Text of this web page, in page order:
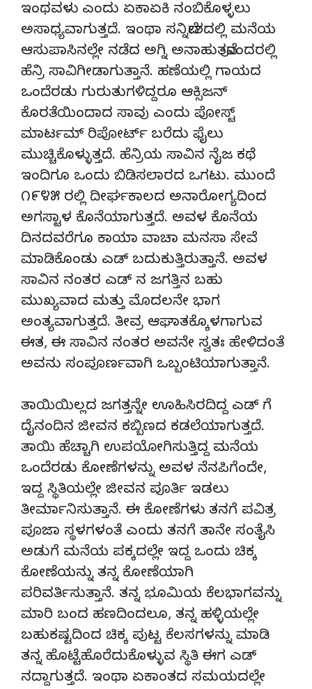
ಇಂಥವಳು ಎಂದು ಏಕಾಏಕಿ ನಂಬಿಕೊಳ್ಳಲು
ಅಸಾಧ್ಯವಾಗುತ್ತದೆ. ಇಂಥಾ ಸನ್ನಿವೇಶದಲ್ಲಿ ಮನೆಯ
ಆಸುಪಾಸಿನಲ್ಲೇ ನಡೆದ ಅಗ್ನಿ ಅನಾಹುತವೊಂದರಲ್ಲಿ
ಹೆನ್ರಿ ಸಾವಿಗೀಡಾಗುತ್ತಾನೆ. ಹಣೆಯಲ್ಲಿ ಗಾಯದ
ಒಂದೆರಡು ಗುರುತುಗಳಿದ್ದರೂ ಆಕ್ಸಿಜನ್
ಕೊರತೆಯಿಂದಾದ ಸಾವು ಎಂದು ಪೋಸ್ಟ್
ಮಾರ್ಟಮ್ ರಿಪೋರ್ಟ್ ಬರೆದು ಫೈಲು
ಮುಚ್ಚಿಕೊಳ್ಳುತ್ತದೆ. ಹೆನ್ರಿಯ ಸಾವಿನ ನೈಜ ಕಥೆ
ಇಂದಿಗೂ ಒಂದು ಬಿಡಿಸಲಾರದ ಒಗಟು. ಮುಂದೆ
೧೯೪೫ ರಲ್ಲಿ ದೀರ್ಘಕಾಲದ ಅನಾರೋಗ್ಯದಿಂದ
ಅಗಸ್ಟಾಳ ಕೊನೆಯಾಗುತ್ತದೆ. ಅವಳ ಕೊನೆಯ
ದಿನದವರೆಗೂ ಕಾಯಾ ವಾಚಾ ಮನಸಾ ಸೇವೆ
ಮಾಡಿಕೊಂಡು ಎಡ್ ಬದುಕುತ್ತಿರುತ್ತಾನೆ. ಅವಳ
ಸಾವಿನ ನಂತರ ಎಡ್ ನ ಜಗತ್ತಿನ ಬಹು
ಮುಖ್ಯವಾದ ಮತ್ತು ಮೊದಲನೇ ಭಾಗ
ಅಂತ್ಯವಾಗುತ್ತದೆ. ತೀವ್ರ ಆಘಾತಕ್ಕೊಳಗಾಗುವ
ಈತ, ಈ ಸಾವಿನ ನಂತರ ಅವನೇ ಸ್ವತಃ ಹೇಳಿದಂತೆ
ಅವನು ಸಂಪೂರ್ಣವಾಗಿ ಒಬ್ಬಂಟಿಯಾಗುತ್ತಾನೆ.
ತಾಯಿಯಿಲ್ಲದ ಜಗತ್ತನ್ನೇ ಊಹಿಸಿರದಿದ್ದ ಎಡ್ ಗೆ
ದೈನಂದಿನ ಜೀವನ ಕಬ್ಬಿಣದ ಕಡಲೆಯಾಗುತ್ತದೆ.
ತಾಯಿ ಹೆಚ್ಚಾಗಿ ಉಪಯೋಗಿಸುತ್ತಿದ್ದ ಮನೆಯ
ಒಂದೆರಡು ಕೋಣೆಗಳನ್ನು ಅವಳ ನೆನಪಿಗೆಂದೇ,
ಇದ್ದ ಸ್ಥಿತಿಯಲ್ಲೇ ಜೀವನ ಪೂರ್ತಿ ಇಡಲು
ತೀರ್ಮಾನಿಸುತ್ತಾನೆ. ಈ ಕೋಣೆಗಳು ತನಗೆ ಪವಿತ್ರ
ಪೂಜಾ ಸ್ಥಳಗಳಂತೆ ಎಂದು ತನಗೆ ತಾನೇ ಸಂತೈಸಿ
ಅಡುಗೆ ಮನೆಯ ಪಕ್ಕದಲ್ಲೇ ಇದ್ದ ಒಂದು ಚಿಕ್ಕ
ಕೋಣೆಯನ್ನು ತನ್ನ ಕೋಣೆಯಾಗಿ
ಪರಿವರ್ತಿಸುತ್ತಾನೆ. ತನ್ನ ಭೂಮಿಯ ಕೆಲಭಾಗವನ್ನು
ಮಾರಿ ಬಂದ ಹಣದಿಂದಲೂ, ತನ್ನ ಹಳ್ಳಿಯಲ್ಲೇ
ಬಹುಕಷ್ಟದಿಂದ ಚಿಕ್ಕ ಪುಟ್ಟ ಕೆಲಸಗಳನ್ನು ಮಾಡಿ
ತನ್ನ ಹೊಟ್ಟೆಹೊರೆದುಕೊಳ್ಳುವ ಸ್ಥಿತಿ ಈಗ ಎಡ್
ನದ್ದಾಗುತ್ತದೆ. ಇಂಥಾ ಏಕಾಂತದ ಸಮಯದಲ್ಲೇ